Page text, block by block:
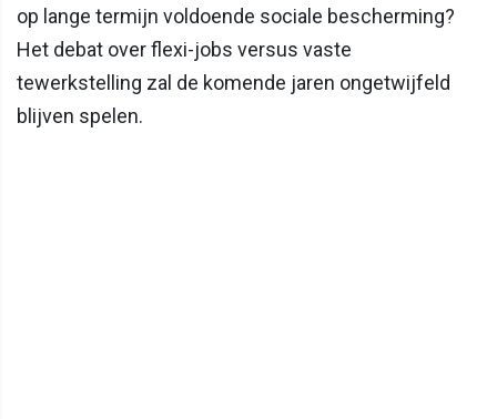
op lange termijn voldoende sociale bescherming?
Het debat over flexi-jobs versus vaste
tewerkstelling zal de komende jaren ongetwijfeld
blijven spelen.